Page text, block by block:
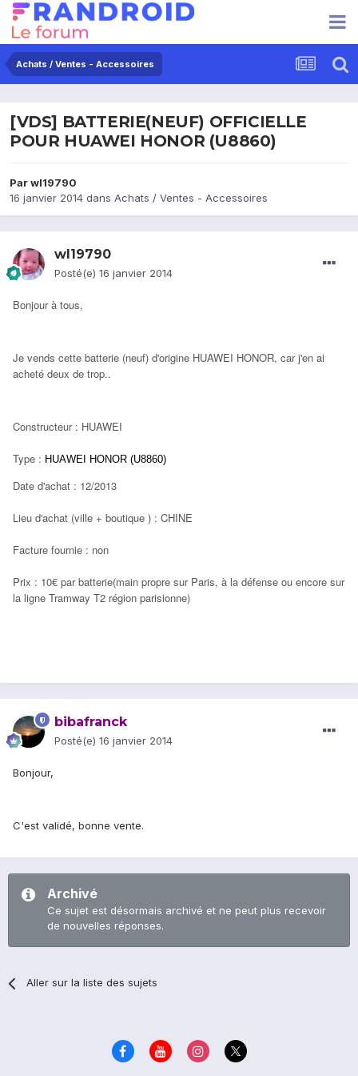
Achats / Ventes - Accessoires
[VDS] BATTERIE(NEUF) OFFICIELLE
POUR HUAWEI HONOR (U8860)
Parwl19790
16 janvier 2014 dans Achats / Ventes - Accessoires
wl19790
Posté(e) 16 janvier 2014
Bonjour à tous,
Je vends cette batterie (neuf) d'origine HUAWEI HONOR, car j'en ai
acheté deux de trop..
Constructeur : HUAWEI
Type : HUAWEI HONOR (U8860)
Date d'achat : 12/2013
Lieu d'achat (ville + boutique ) : CHINE
Facture fournie : non
Prix : 10€ par batterie(main propre sur Paris, à la défense ou encore sur
la ligne Tramway T2 région parisionne)
bibafranck
Posté(e) 16 janvier 2014
Bonjour,
C'est validé, bonne vente.
Archivé
Ce sujet est désormais archivé et ne peut plus recevoir
de nouvelles réponses.
Aller sur la liste des sujets